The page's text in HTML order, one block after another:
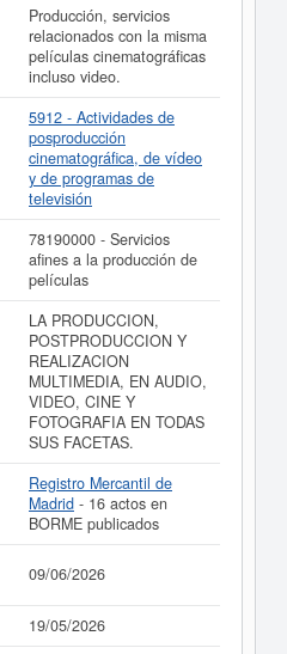
Producción, servicios
relacionados con la misma
películas cinematográficas
incluso video.
5912 - Actividades de
posproducción
cinematográfica, de vídeo
y de programas de
televisión
78190000 - Servicios
afines a la producción de
películas
LA PRODUCCION,
POSTPRODUCCION Y
REALIZACION
MULTIMEDIA, EN AUDIO,
VIDEO, CINE Y
FOTOGRAFIA EN TODAS
SUS FACETAS.
Registro Mercantil de
Madrid - 16 actos en
BORME publicados
09/06/2026
19/05/2026